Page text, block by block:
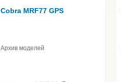
Cobra MRF77 GPS
Архив моделей